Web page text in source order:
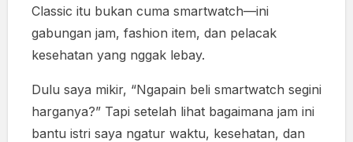
Classic itu bukan cuma smartwatch—ini
gabungan jam, fashion item, dan pelacak
kesehatan yang nggak lebay.
Dulu saya mikir, “Ngapain beli smartwatch segini
harganya?” Tapi setelah lihat bagaimana jam ini
bantu istri saya ngatur waktu, kesehatan, dan